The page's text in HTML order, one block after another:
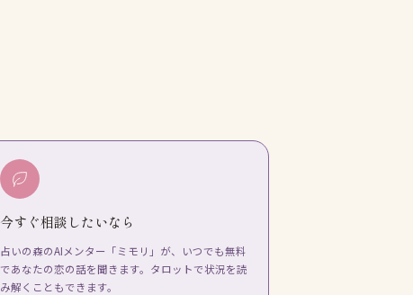
今すぐ相談したいなら
占いの森のAIメンター「ミモリ」が、いつでも無料
であなたの恋の話を聞きます。タロットで状況を読
み解くこともできます。